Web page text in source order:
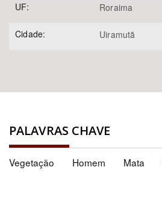
UF: Roraima
Cidade: Uiramutã
PALAVRAS CHAVE
Vegetação Homem Mata